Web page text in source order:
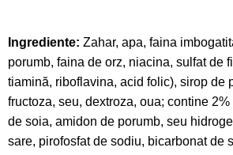
Ingrediente: Zahar, apa, faina
porumb, faina de orz, niacina, sulfat de
tiamină, riboflavina, acid folic), sirop de
fructoza, seu, dextroza, oua; contine
de soia, amidon de porumb, seu
sare, pirofosfat de sodiu, bicarbonat de